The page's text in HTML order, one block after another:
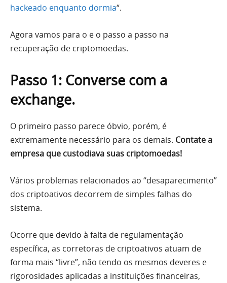
hackeado enquanto dormia“.
Agora vamos para o e o passo a passo na
recuperação de criptomoedas.
Passo 1: Converse com a
exchange.
O primeiro passo parece óbvio, porém, é
extremamente necessário para os demais. Contate a
empresa que custodiava suas criptomoedas!
Vários problemas relacionados ao “desaparecimento”
dos criptoativos decorrem de simples falhas do
sistema.
Ocorre que devido à falta de regulamentação
específica, as corretoras de criptoativos atuam de
forma mais “livre”, não tendo os mesmos deveres e
rigorosidades aplicadas a instituições financeiras,